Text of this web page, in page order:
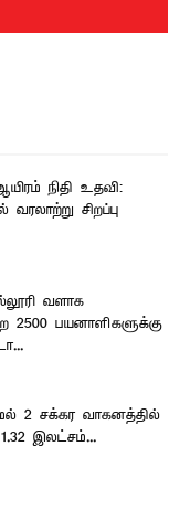
நிதி உதவி:
சிறப்பு
வளாக
2500 பயனாளிகளுக்கு
2 சக்கர வாகனத்தில்
இலட்சம்...